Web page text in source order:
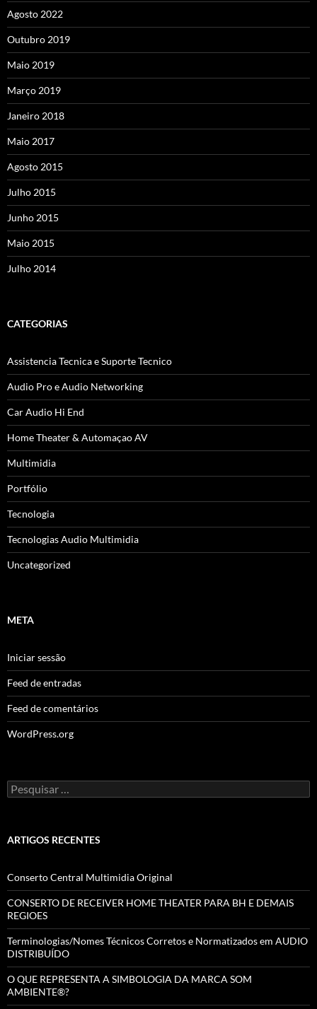
Agosto 2022
Outubro 2019
Maio 2019
Março 2019
Janeiro 2018
Maio 2017
Agosto 2015
Julho 2015
Junho 2015
Maio 2015
Julho 2014
CATEGORIAS
Assistencia Tecnica e Suporte Tecnico
Audio Pro e Audio Networking
Car Audio Hi End
Home Theater & Automaçao AV
Multimidia
Portfólio
Tecnologia
Tecnologias Audio Multimidia
Uncategorized
META
Iniciar sessão
Feed de entradas
Feed de comentários
WordPress.org
Pesquisar
por:
ARTIGOS RECENTES
Conserto Central Multimidia Original
CONSERTO DE RECEIVER HOME THEATER PARA BH E DEMAIS
REGIOES
Terminologias/Nomes Técnicos Corretos e Normatizados em AUDIO
DISTRIBUÍDO
O QUE REPRESENTA A SIMBOLOGIA DA MARCA SOM
AMBIENTE®?